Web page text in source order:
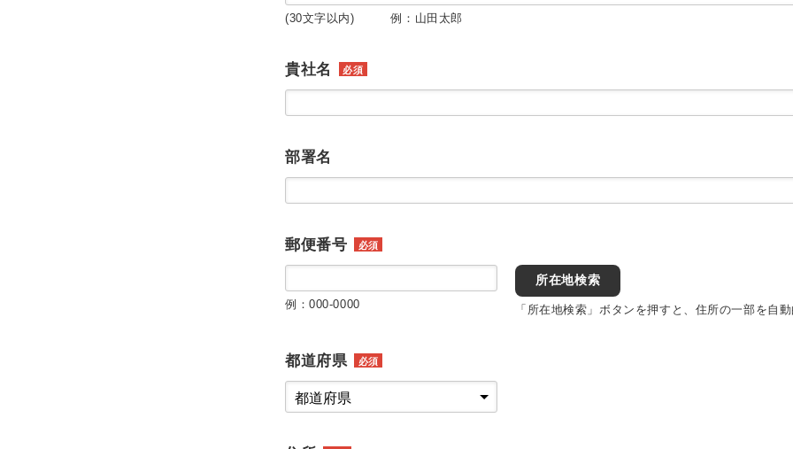
(30文字以内) 例：山田太郎
貴社名 必須
部署名
郵便番号 必須
例：000-0000
所在地検索
「所在地検索」ボタンを押すと、住所の一部を自動
都道府県 必須